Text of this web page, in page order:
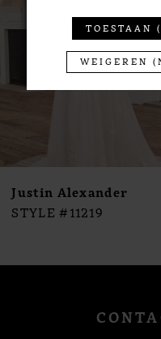
4
10
11
12
14
Justin Alexander
STYLE #11219
TOESTAAN
WEIGEREN